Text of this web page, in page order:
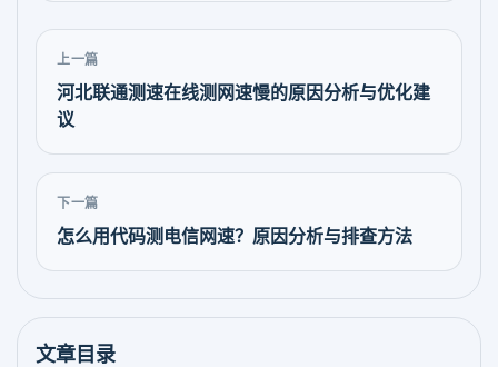
上一篇
河北联通测速在线测网速慢的原因分析与优化建
议
下一篇
怎么用代码测电信网速？原因分析与排查方法
文章目录